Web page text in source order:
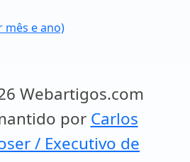
mês e ano)
Webartigos.com
por Carlos
/ Executivo de